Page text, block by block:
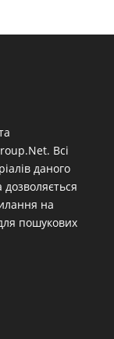
Всі
даного
на
пошукових